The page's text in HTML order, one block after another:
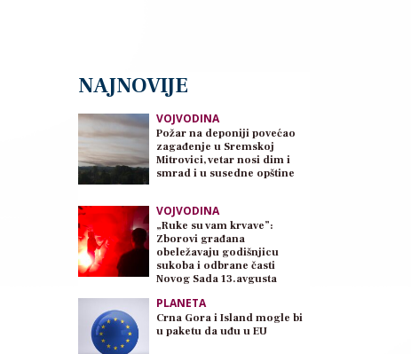
NAJNOVIJE
VOJVODINA
Požar na deponiji povećao
zagađenje u Sremskoj
Mitrovici, vetar nosi dim i
smrad i u susedne opštine
VOJVODINA
„Ruke su vam krvave”:
Zborovi građana
obeležavaju godišnjicu
sukoba i odbrane časti
Novog Sada 13.avgusta
PLANETA
Crna Gora i Island mogle bi
u paketu da uđu u EU